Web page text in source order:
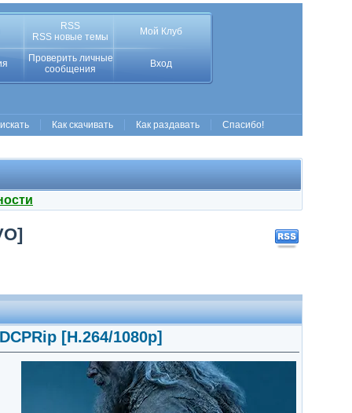
RSS
RSS новые темы
Мой Клуб
Проверить личные
сообщения
Вход
Как скачивать Как раздавать Спасибо!
[H.264/1080p]